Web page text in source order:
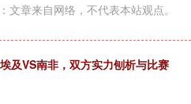
文章来自网络，不代表本站观点。
及VS南非，双方实力刨析与比赛